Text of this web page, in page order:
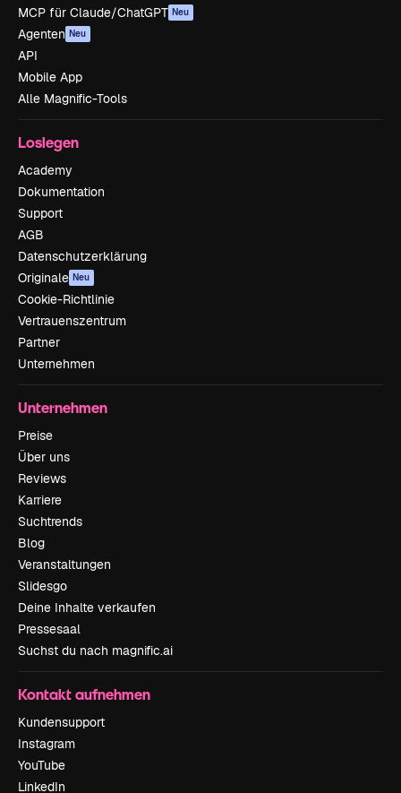
MCP für Claude/ChatGPT Neu
Agenten Neu
API
Mobile App
Alle Magnific-Tools
Loslegen
Academy
Dokumentation
Support
AGB
Datenschutzerklärung
Originale Neu
Cookie-Richtlinie
Vertrauenszentrum
Partner
Unternehmen
Unternehmen
Preise
Über uns
Reviews
Karriere
Suchtrends
Blog
Veranstaltungen
Slidesgo
Deine Inhalte verkaufen
Pressesaal
Suchst du nach magnific.ai
Kontakt aufnehmen
Kundensupport
Instagram
YouTube
LinkedIn